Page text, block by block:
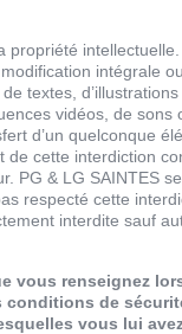
intégrale
textes,
vidéos, de
d’un quelconque
cette interdiction
PG & LG SAINTES
respecté cette
interdite sauf
vous renseignez
de
vous lui